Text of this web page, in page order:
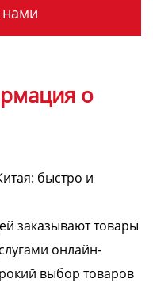
нами
о
быстро и
заказывают товары
онлайн-
выбор товаров